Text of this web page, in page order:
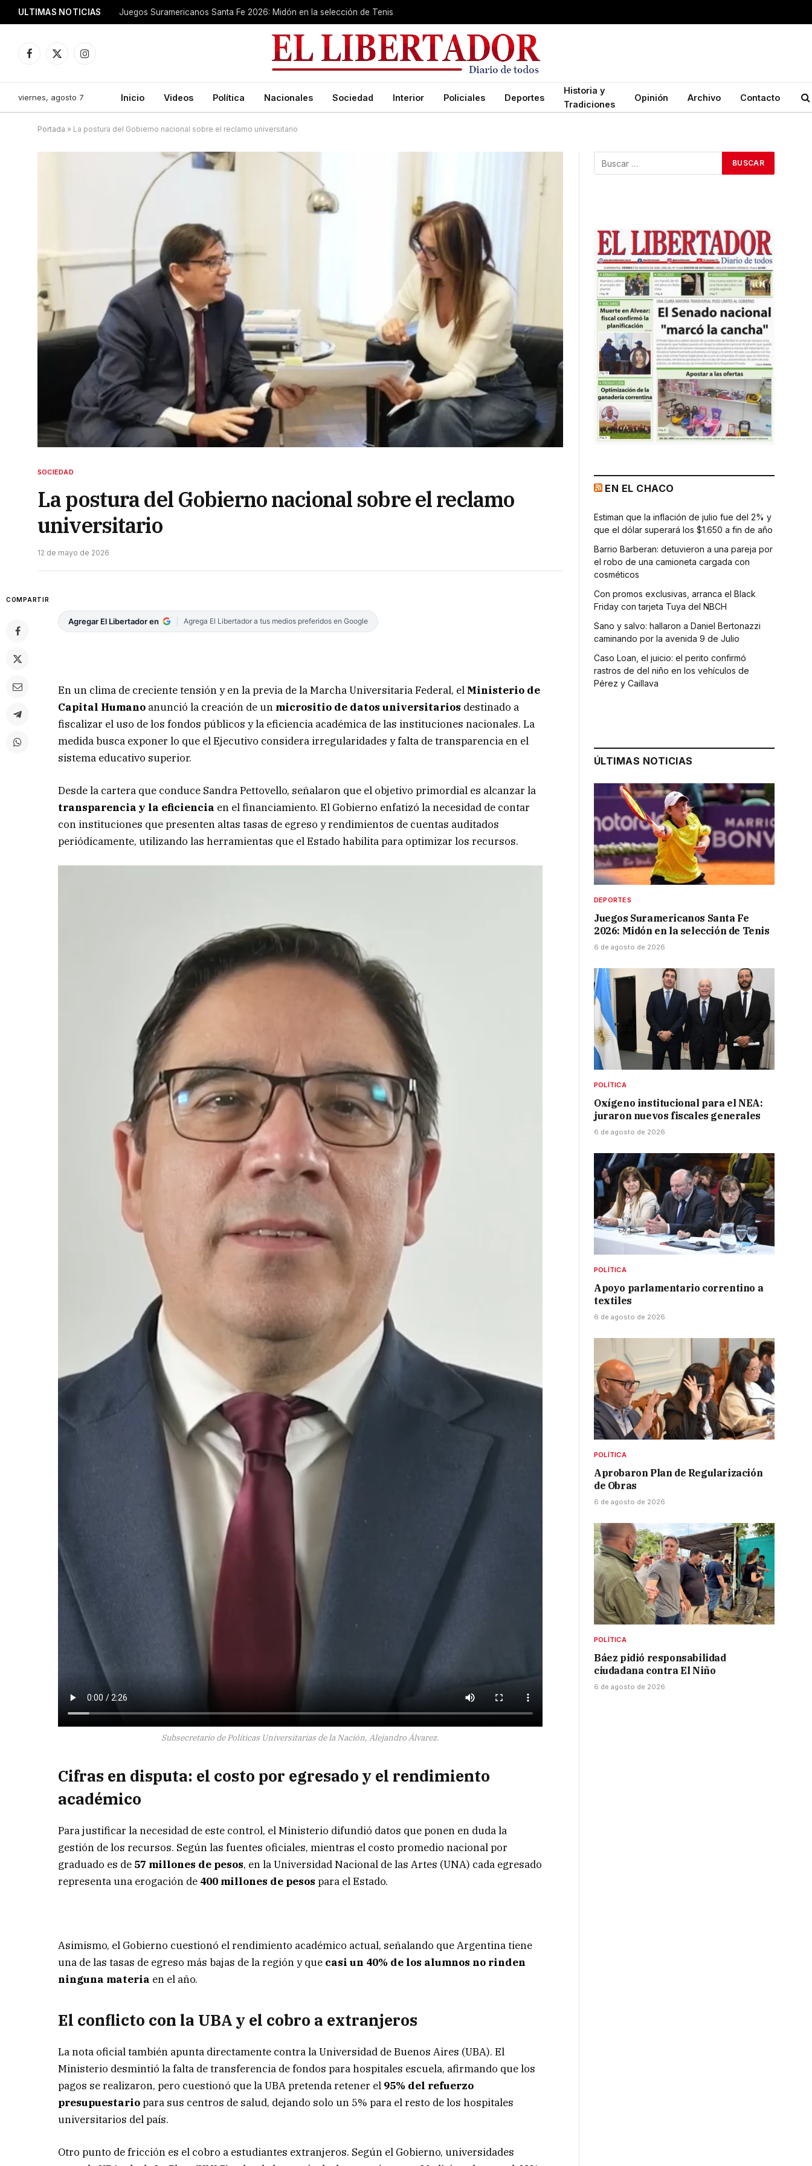
ULTIMAS NOTICIAS Juegos Suramericanos Santa Fe 2026: Midón en la selección de Tenis
Facebook
X
Instagram
viernes, agosto 7 Inicio Videos Política Nacionales Sociedad Interior Policiales Deportes
Historia y
Tradiciones
Opinión Archivo Contacto
Portada » La postura del Gobierno nacional sobre el reclamo universitario
SOCIEDAD
La postura del Gobierno nacional sobre el reclamo
universitario
12 de mayo de 2026
COMPARTIR
Agregar El Libertador en Agrega El Libertador a tus medios preferidos en Google
En un clima de creciente tensión y en la previa de la Marcha Universitaria Federal, el Ministerio de
Capital Humano anunció la creación de un micrositio de datos universitarios destinado a
fiscalizar el uso de los fondos públicos y la eficiencia académica de las instituciones nacionales. La
medida busca exponer lo que el Ejecutivo considera irregularidades y falta de transparencia en el
sistema educativo superior.
Desde la cartera que conduce Sandra Pettovello, señalaron que el objetivo primordial es alcanzar la
transparencia y la eficiencia en el financiamiento. El Gobierno enfatizó la necesidad de contar
con instituciones que presenten altas tasas de egreso y rendimientos de cuentas auditados
periódicamente, utilizando las herramientas que el Estado habilita para optimizar los recursos.
Subsecretario de Políticas Universitarias de la Nación, Alejandro Álvarez.
Cifras en disputa: el costo por egresado y el rendimiento
académico
Para justificar la necesidad de este control, el Ministerio difundió datos que ponen en duda la
gestión de los recursos. Según las fuentes oficiales, mientras el costo promedio nacional por
graduado es de 57 millones de pesos, en la Universidad Nacional de las Artes (UNA) cada egresado
representa una erogación de 400 millones de pesos para el Estado.
Asimismo, el Gobierno cuestionó el rendimiento académico actual, señalando que Argentina tiene
una de las tasas de egreso más bajas de la región y que casi un 40% de los alumnos no rinden
ninguna materia en el año.
El conflicto con la UBA y el cobro a extranjeros
La nota oficial también apunta directamente contra la Universidad de Buenos Aires (UBA). El
Ministerio desmintió la falta de transferencia de fondos para hospitales escuela, afirmando que los
pagos se realizaron, pero cuestionó que la UBA pretenda retener el 95% del refuerzo
presupuestariopara sus centros de salud, dejando solo un 5% para el resto de los hospitales
universitarios del país.
Otro punto de fricción es el cobro a estudiantes extranjeros. Según el Gobierno, universidades
EN EL CHACO
Estiman que la inflación de julio fue del 2% y
que el dólar superará los $1.650 a fin de año
Barrio Barberan: detuvieron a una pareja por
el robo de una camioneta cargada con
cosméticos
Con promos exclusivas, arranca el Black
Friday con tarjeta Tuya del NBCH
Sano y salvo: hallaron a Daniel Bertonazzi
caminando por la avenida 9 de Julio
Caso Loan, el juicio: el perito confirmó
rastros de del niño en los vehículos de
Pérez y Caillava
ÚLTIMAS NOTICIAS
DEPORTES
Juegos Suramericanos Santa Fe
2026: Midón en la selección de Tenis
6 de agosto de 2026
POLÍTICA
Oxígeno institucional para el NEA:
juraron nuevos fiscales generales
6 de agosto de 2026
POLÍTICA
Apoyo parlamentario correntino a
textiles
6 de agosto de 2026
POLÍTICA
Aprobaron Plan de Regularización
de Obras
6 de agosto de 2026
POLÍTICA
Báez pidió responsabilidad
ciudadana contra El Niño
6 de agosto de 2026